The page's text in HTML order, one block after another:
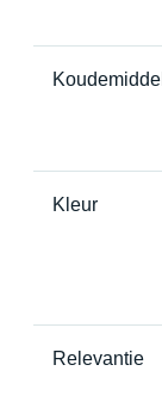
Koudemiddel
Kleur
Relevantie